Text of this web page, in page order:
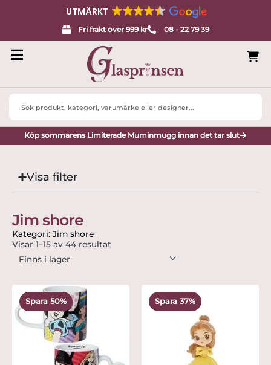
UTMÄRKT
Fri frakt över 999 kr 08 - 22 79 39
Search
Köp sommarens Limiterade Muminmugg innan det tar slut
Visa filter
Jim shore
Kategori: Jim shore
Visar 1–15 av 44 resultat
Spara 50%
Det
ursprungliga
var:
795 kr.
Det
nuvarande
priset
är:
399 kr.
Spara 37%
ursprungliga
795 kr.
nuvarande
priset
499 kr.